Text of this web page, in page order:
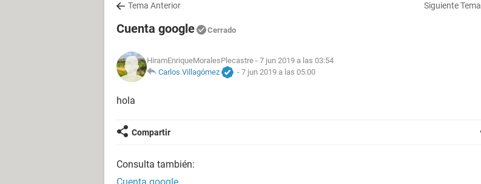
Tema Anterior Siguiente Tema
Cuenta google Cerrado
HiramEnriqueMoralesPlecastre - 7 jun 2019 a las 03:54
Carlos Villagómez
- 7 jun 2019 a las 05:00
hola
Compartir
Consulta también: